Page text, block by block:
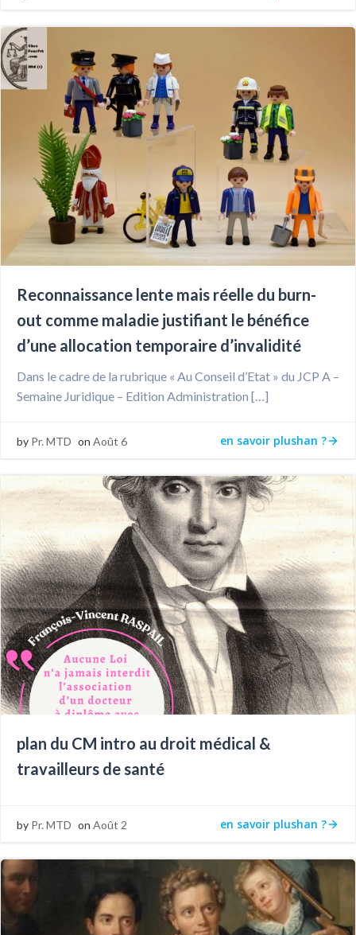
Reconnaissance lente mais réelle du burn-
out comme maladie justifiant le bénéfice
d’une allocation temporaire d’invalidité
Dans le cadre de la rubrique « Au Conseil d’Etat » du JCP A –
Semaine Juridique – Edition Administration […]
by Pr. MTD on Août 6 en savoir plushan ?
plan du CM intro au droit médical &
travailleurs de santé
by Pr. MTD on Août 2 en savoir plushan ?